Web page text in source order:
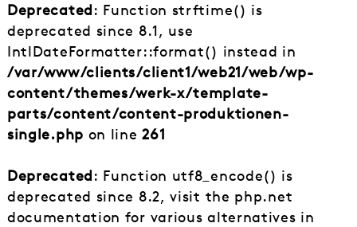
Deprecated: Function strftime() is
deprecated since 8.1, use
IntlDateFormatter::format() instead in
/var/www/clients/client1/web21/web/wp-
content/themes/werk-x/template-
parts/content/content-produktionen-
single.php on line261
Deprecated: Function utf8_encode() is
deprecated since 8.2, visit the php.net
documentation for various alternatives in